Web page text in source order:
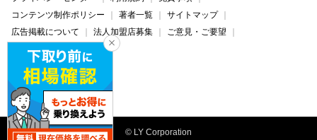
コンテンツ制作ポリシー
著者一覧
サイトマップ
広告掲載について
法人加盟店募集
ご意見・ご要望
ヘルプ・お問い合わせ
carview! Yahoo! JAPAN
© LY Corporation